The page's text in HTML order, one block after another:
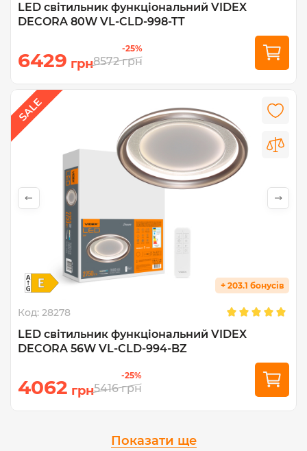
LED світильник функціональний VIDEX
DECORA 80W VL-CLD-998-TT
6429 грн
-25%
8572 грн
+ 203.1 бонусів
Код: 28278
LED світильник функціональний VIDEX
DECORA 56W VL-CLD-994-BZ
4062 грн
-25%
5416 грн
Показати ще